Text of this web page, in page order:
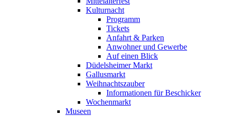
Kulturnacht
Programm
Tickets
Anfahrt & Parken
Anwohner und Gewerbe
Auf einen Blick
Düdelsheimer Markt
Gallusmarkt
Weihnachtszauber
Informationen für Beschicker
Wochenmarkt
Museen